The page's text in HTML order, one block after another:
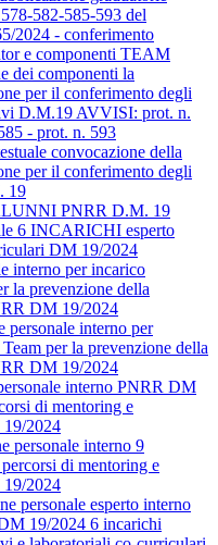
582-585-593 del
2024 - conferimento
e componenti TEAM
dei componenti la
per il conferimento degli
D.M.19 AVVISI: prot. n.
- prot. n. 593
convocazione della
per il conferimento degli
19
PNRR D.M. 19
6 INCARICHI esperto
DM 19/2024
interno per incarico
la prevenzione della
DM 19/2024
personale interno per
per la prevenzione della
DM 19/2024
interno PNRR DM
di mentoring e
2024
personale interno 9
di mentoring e
2024
personale esperto interno
19/2024 6 incarichi